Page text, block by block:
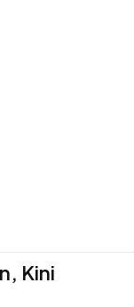
Kini